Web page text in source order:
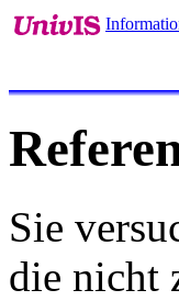
Sie
die nicht